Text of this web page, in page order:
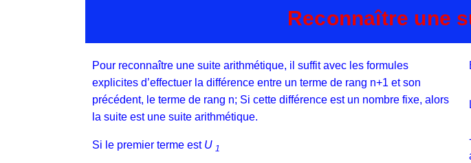
Reconnaître une
Pour reconnaître une suite arithmétique, il suffit avec les formules
explicites d’effectuer la différence entre un terme de rang n+1 et son
précédent, le terme de rang n; Si cette différence est un nombre fixe, alors
la suite est une suite arithmétique.
Si le premier terme est U 1